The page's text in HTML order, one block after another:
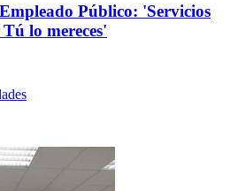
Público: 'Servicios
lo mereces'